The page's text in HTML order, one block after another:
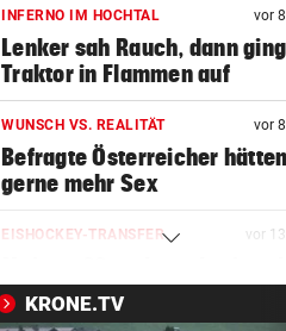
INFERNO IM HOCHTAL vor
Lenker sah Rauch, dann ging
Traktor in Flammen auf
WUNSCH VS. REALITÄT vor
Befragte Österreicher hätten
gerne mehr Sex
EISHOCKEY-TRANSFER vor
Abwehr-Puzzle
KRONE.TV